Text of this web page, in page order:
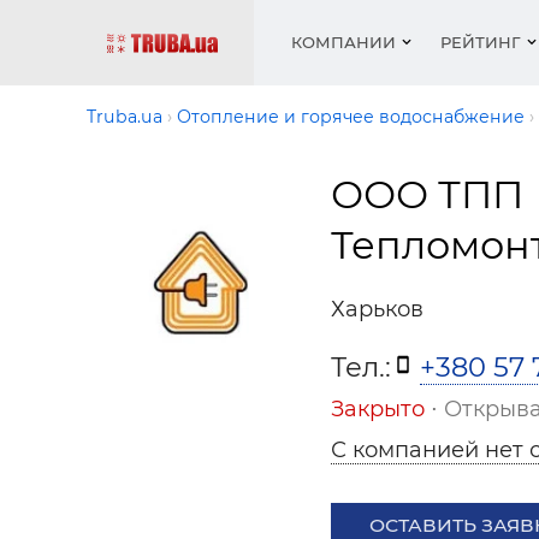
КОМПАНИИ
Котлы
РЕЙТИНГ
Работа
Разное
Холод,
Котлы
Монтаж
Акции
Truba.ua Отопление и горячее водоснабжение
ООО ТПП
Харьков
Тел.: +380 57
Закрыто ⋅
С компанией нет
ОСТАВИТЬ